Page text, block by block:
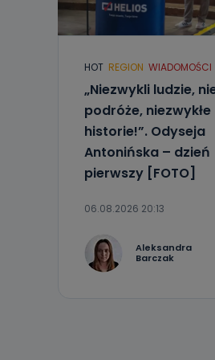
HOT REGION WIADOMOŚCI
„Niezwykli ludzie,
podróże, niezwykłe
historie!”. Odyseja
Antonińska – dzień
pierwszy [FOTO]
06.08.2026 20:13
Aleksandra
Barczak